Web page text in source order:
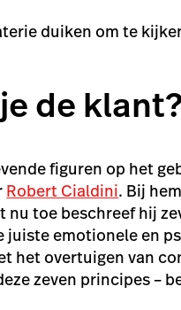
duiken om te
de
figuren op het
Robert Cialdini. Bij
nu toe beschreef hij
juiste emotionele en
het overtuigen van
zeven principes –